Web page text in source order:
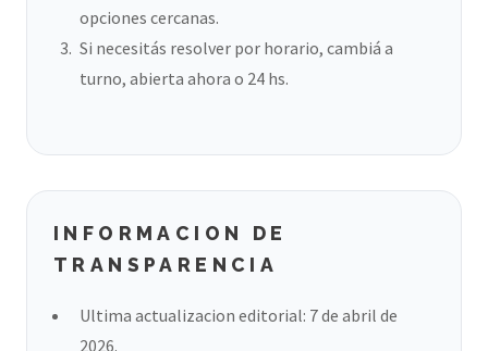
opciones cercanas.
Si necesitás resolver por horario, cambiá a
turno, abierta ahora o 24 hs.
INFORMACION DE
TRANSPARENCIA
Ultima actualizacion editorial: 7 de abril de
2026.